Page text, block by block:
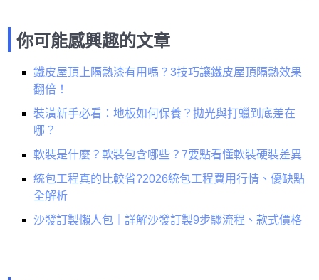
你可能感興趣的文章
鐵皮屋頂上隔熱漆有用嗎？3技巧讓鐵皮屋頂隔熱效果
翻倍！
裝潢新手必看：地板如何保養？拋光與打蠟到底差在
哪？
軟裝是什麼？軟裝包含哪些？7要點看懂軟裝硬裝差異
統包工程真的比較省?2026統包工程費用行情、優缺點
全解析
沙發訂製懶人包｜詳解沙發訂製9步驟流程、款式價格